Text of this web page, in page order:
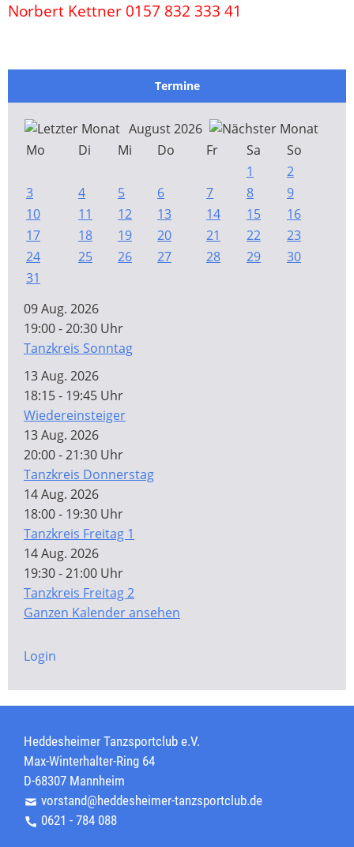
Norbert Kettner 0157 832 333 41
Termine
August 2026
Mo
Di Mi Do Fr Sa
So
1
2
3
4 5 6 7 8
9
10
11 12 13 14 15
16
17
18 19 20 21 22
23
24
25 26 27 28 29
30
31
09 Aug. 2026
19:00 - 20:30 Uhr
Tanzkreis Sonntag
13 Aug. 2026
18:15 - 19:45 Uhr
Wiedereinsteiger
13 Aug. 2026
20:00 - 21:30 Uhr
Tanzkreis Donnerstag
14 Aug. 2026
18:00 - 19:30 Uhr
Tanzkreis Freitag 1
14 Aug. 2026
19:30 - 21:00 Uhr
Tanzkreis Freitag 2
Ganzen Kalender ansehen
Login
Heddesheimer Tanzsportclub e.V.
Max-Winterhalter-Ring 64
D-68307 Mannheim
vorstand@heddesheimer-tanzsportclub.de
0621 - 784 088